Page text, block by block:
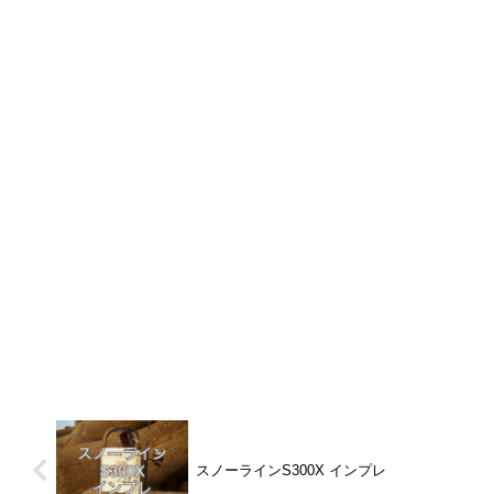
スノーラインS300X インプレ